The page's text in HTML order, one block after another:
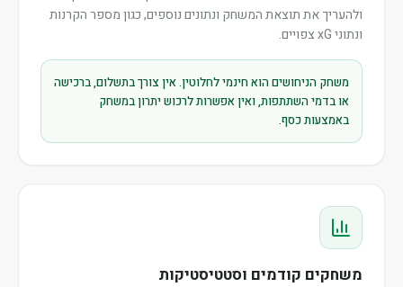
ולהעריך את תוצאת המשחק ונתונים נוספים, כגון מספר הקרנות
ונתוני xG צפויים.
משחק הניחושים הוא חינמי לחלוטין. אין צורך בתשלום, ברכישה
או בדמי השתתפות, ואין אפשרות לרכוש יתרון במשחק
באמצעות כסף.
משחקים קודמים וסטטיסטיקות